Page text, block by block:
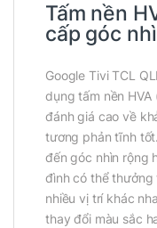
Tấm nền
cấp góc
Google Tivi TCL
dụng tấm nền
đánh giá cao về
tương phản tĩnh
đến góc nhìn rộng
đình có thể
nhiều vị trí khác
thay đổi màu sắc